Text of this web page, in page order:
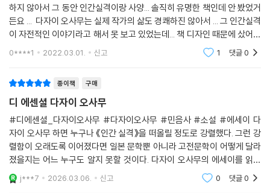
“부끄럼 많은 생애를 보냈습니다.
저는 인간의 삶이라는 것을 도무지 이해할 수 없습니다.”
―「인간 실격」
신의 집안이 고리대금업으로 부자가 된 신흥 졸부라는 사실에 평생 동안
부끄러움을 느꼈다. 이 영향으로 도쿄 제국 대학 재학 당시 한동안 좌익 운
동에 가담하기도 했지만, ‘운동을 그만두지 않으면 모든 경제적 지원을 끊
겠다.’라는 맏형의 엄포에 결국 운동을 포기하면서 다시 한번 깊은 자기혐
오에 휩싸이기도 했다. 평생 약물 중독과 싸웠으며 서른아홉의 나이에 자
살로 생을 마감한 다자이 오사무의 삶은 그 자체로 살아간다는 것의 고뇌
와 고통의 깊이를 보여 준다.
하지만 이런 자전적 요소만으로 작가 다자이 오사무의 진면목을 알 수는
하지 않아서 그 동안 인간실격이랑 사양... 솔직히 유명한 책인데 안 봤었거
든요 ... 다자이 오사무는 실제 작가의 삶도 경쾌하진 않아서 ... 그 인간실격
이 자전적인 이야기라고 해서 못 보고 있었는데... 책 디자인 때문에 샀어요
사실 ... 디 에센셜 시리즈 진짜 너무 예뻐요 ...
0****1 2022.03.01. 신고 1 댓글0
종이책 구매
디 에센셜 다자이 오사무
#디에센셜_다자이오사무 #다자이오사무 #민음사 #소설 #에세이 다
자이 오사무 하면 누구나 《인간 실격》을 떠올릴 정도로 강렬했다. 그런 강
렬함이 오래도록 이어졌다면 일본 문학뿐 아니라 고전문학이 어떻게 달라
졌을지는 어느 누구도 알지 못할 것이다. 다자이 오사무의 에세이를 읽어
본 적이 없었던 탓에 디 에센셜: 다자이 오사무에 대한 기대감이 커졌다. 소
설과 에세이를 한 권에
j***7 2026.03.06. 신고 0 댓글0